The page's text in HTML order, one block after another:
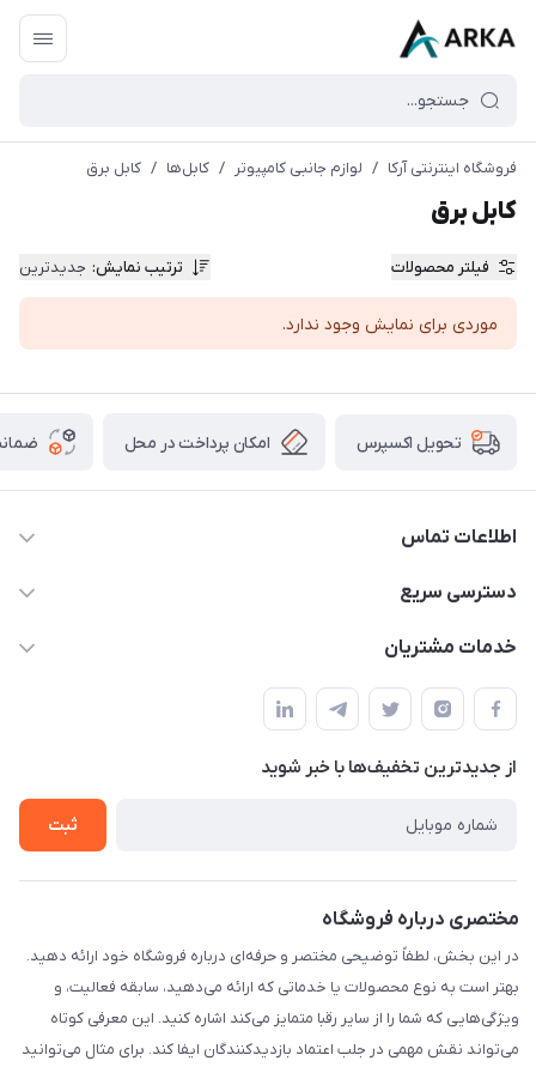
فروشگاه اینترنتی آرکا / لوازم جانبی کامپیوتر / کابل‌ها / کابل برق
کابل برق
فیلتر محصولات ترتیب نمایش: جدیدترین
موردی برای نمایش وجود ندارد.
تحویل اکسپرس امکان پرداخت در محل
اطلاعات تماس
09170030302
تجاری بین الحرمین - طبقه همکف - پلاک 99a
دسترسی سریع
حساب کاربری
لیست محصولات
درباره ما
خدمات مشتریان
قوانین و مقررات
حریم خصوصی
راهنما
از جدید‌ترین تخفیف‌ها با‌ خبر شوید
ثبت
مختصری درباره فروشگاه
در این بخش، لطفاً توضیحی مختصر و حرفه‌ای درباره فروشگاه خود ارائه دهید.
بهتر است به نوع محصولات یا خدماتی که ارائه می‌دهید، سابقه فعالیت، و
ویژگی‌هایی که شما را از سایر رقبا متمایز می‌کند اشاره کنید. این معرفی کوتاه
می‌تواند نقش مهمی در جلب اعتماد بازدیدکنندگان ایفا کند. برای مثال می‌توانید